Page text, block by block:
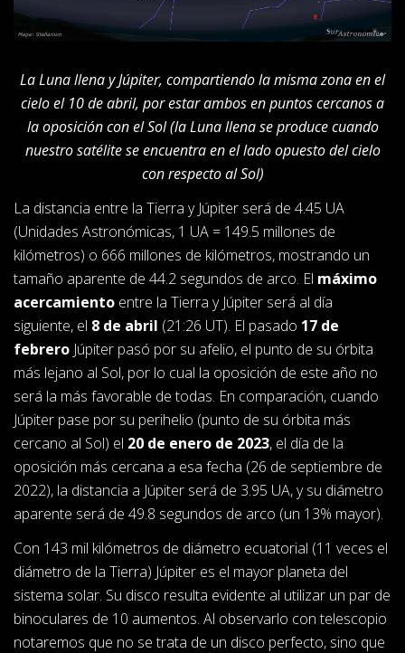
La Luna llena y Júpiter, compartiendo la misma zona en el
cielo el 10 de abril, por estar ambos en puntos cercanos a
la oposición con el Sol (la Luna llena se produce cuando
nuestro satélite se encuentra en el lado opuesto del cielo
con respecto al Sol)
La distancia entre la Tierra y Júpiter será de 4.45 UA
(Unidades Astronómicas, 1 UA = 149.5 millones de
kilómetros) o 666 millones de kilómetros, mostrando un
tamaño aparente de 44.2 segundos de arco. El máximo
acercamiento entre la Tierra y Júpiter será al día
siguiente, el 8 de abril (21:26 UT). El pasado 17 de
febrero Júpiter pasó por su afelio, el punto de su órbita
más lejano al Sol, por lo cual la oposición de este año no
será la más favorable de todas. En comparación, cuando
Júpiter pase por su perihelio (punto de su órbita más
cercano al Sol) el 20 de enero de 2023, el día de la
oposición más cercana a esa fecha (26 de septiembre de
2022), la distancia a Júpiter será de 3.95 UA, y su diámetro
aparente será de 49.8 segundos de arco (un 13% mayor).
Con 143 mil kilómetros de diámetro ecuatorial (11 veces el
diámetro de la Tierra) Júpiter es el mayor planeta del
sistema solar. Su disco resulta evidente al utilizar un par de
binoculares de 10 aumentos. Al observarlo con telescopio
notaremos que no se trata de un disco perfecto, sino que